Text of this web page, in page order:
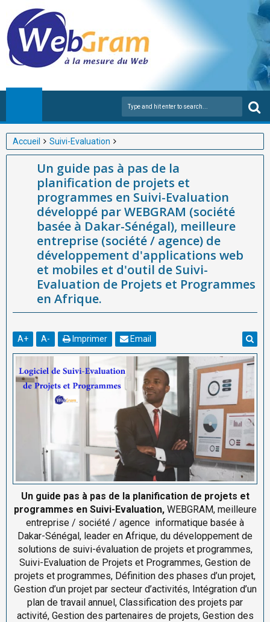
Accueil
Suivi-Evaluation
Un guide pas à pas de la planification de projets et programmes
en Suivi-Evaluation développé par WEBGRAM (société basée à
Dakar-Sénégal), meilleure entreprise (société / agence) de
développement d'applications web et mobiles et d'outil de Suivi-
Evaluation de Projets et Programmes en Afrique.
Un guide pas à pas de la
planification de projets et
programmes en Suivi-Evaluation
développé par WEBGRAM (société
basée à Dakar-Sénégal), meilleure
entreprise (société / agence) de
développement d'applications web
et mobiles et d'outil de Suivi-
Evaluation de Projets et Programmes
en Afrique.
A+ A- Imprimer Email
Un guide pas à pas de la planification de projets et
programmes en Suivi-Evaluation,WEBGRAM, meilleure
entreprise / société / agence informatique basée à
Dakar-Sénégal, leader en Afrique, du développement de
solutions de suivi-évaluation de projets et programmes,
Suivi-Evaluation de Projets et Programmes, Gestion de
projets et programmes, Définition des phases d’un projet,
Gestion d’un projet par secteur d’activités, Intégration d’un
plan de travail annuel, Classification des projets par
activité, Gestion des partenaires de projets, Gestion des